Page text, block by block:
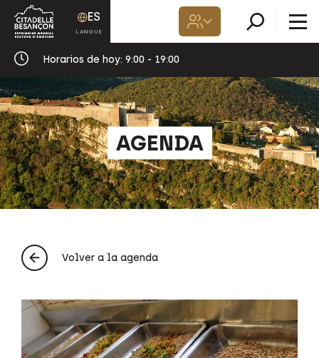
Horarios de hoy: 9:00 - 19:00
ES
AGENDA
Volver a la agenda